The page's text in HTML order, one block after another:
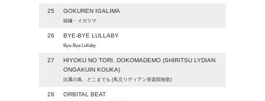
25 GOKUREN IGALIMA
獄鎌・イガリマ
26 BYE-BYE LULLABY
Bye-Bye Lullaby
27
HIYOKU NO TORI. DOKOMADEMO (SHIRITSU LYDIAN
ONGAKUIN KOUKA)
比翼の鳥、どこまでも (私立リディアン音楽院校歌)
28 ORBITAL BEAT